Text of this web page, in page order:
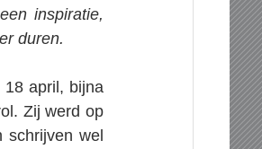
inspiratie,
duren.
18 april, bijna
Zij werd op
wel